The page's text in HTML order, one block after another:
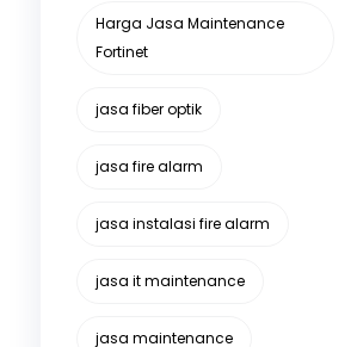
Harga Jasa Maintenance
Fortinet
jasa fiber optik
jasa fire alarm
jasa instalasi fire alarm
jasa it maintenance
jasa maintenance